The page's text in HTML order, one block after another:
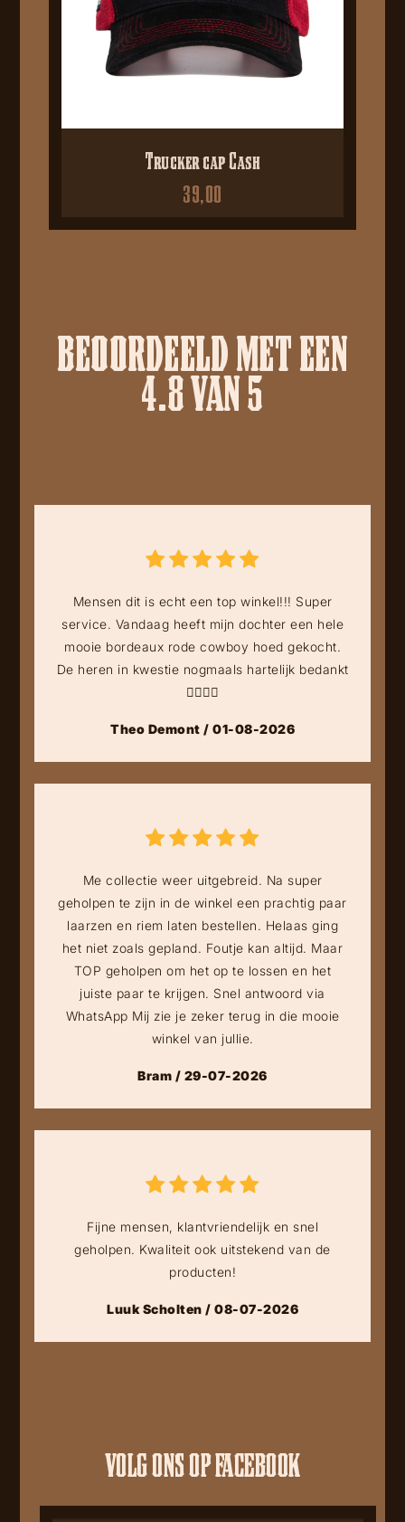
Trucker cap Cash
39,00
BEOORDEELD MET EEN
4.8 VAN 5
Mensen dit is echt een top winkel!!! Super
service. Vandaag heeft mijn dochter een hele
mooie bordeaux rode cowboy hoed gekocht.
De heren in kwestie nogmaals hartelijk bedankt
👍🏻👍🏻
Theo Demont / 01-08-2026
Me collectie weer uitgebreid. Na super
geholpen te zijn in de winkel een prachtig paar
laarzen en riem laten bestellen. Helaas ging
het niet zoals gepland. Foutje kan altijd. Maar
TOP geholpen om het op te lossen en het
juiste paar te krijgen. Snel antwoord via
WhatsApp Mij zie je zeker terug in die mooie
winkel van jullie.
Bram / 29-07-2026
Fijne mensen, klantvriendelijk en snel
geholpen. Kwaliteit ook uitstekend van de
producten!
Luuk Scholten / 08-07-2026
VOLG ONS OP FACEBOOK